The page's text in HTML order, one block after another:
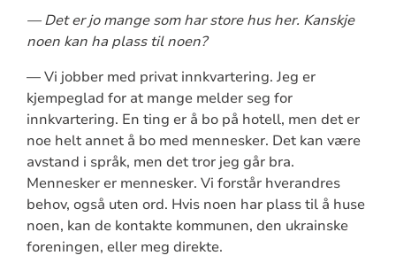
— Det er jo mange som har store hus her. Kanskje
noen kan ha plass til noen?
— Vi jobber med privat innkvartering. Jeg er
kjempeglad for at mange melder seg for
innkvartering. En ting er å bo på hotell, men det er
noe helt annet å bo med mennesker. Det kan være
avstand i språk, men det tror jeg går bra.
Mennesker er mennesker. Vi forstår hverandres
behov, også uten ord. Hvis noen har plass til å huse
noen, kan de kontakte kommunen, den ukrainske
foreningen, eller meg direkte.